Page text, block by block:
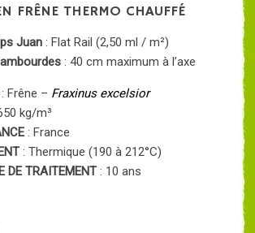
FRÊNE THERMO CHAUFFÉ
Juan : Flat Rail (2,50 ml / m²)
: 40 cm maximum à l’axe
: Frêne – Fraxinus excelsior
kg/m³
: France
: Thermique (190 à 212°C)
DE TRAITEMENT: 10 ans